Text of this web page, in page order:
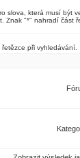
slova, která musí být
Znak "*" nahradí část
při vyhledávání.